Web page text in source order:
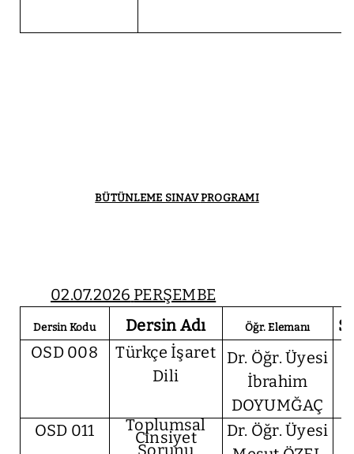
BÜTÜNLEME SINAVPROGRAMI
02.07.2026 PERŞEMBE
Dersin Kodu Dersin Adı Öğr. Elemanı
OSD 008
Türkçe İşaret
Dili
Dr. Öğr. Üyesi
İbrahim
DOYUMĞAÇ
OSD 011
Toplumsal
Cinsiyet
Sorunu
Dr. Öğr. Üyesi